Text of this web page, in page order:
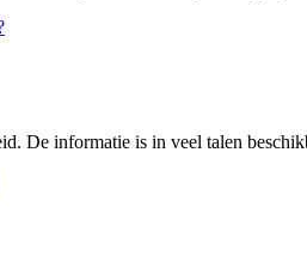
De informatie is in veel talen